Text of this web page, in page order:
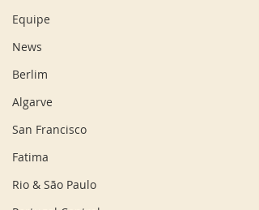
Equipe
News
Berlim
Algarve
San Francisco
Fatima
Rio & São Paulo